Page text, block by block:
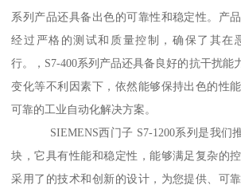
系列产品还具备出色的可靠性和稳定性。产
经过严格的测试和质量控制，确保了其在
行。，S7-400系列产品还具备良好的抗干扰能
变化等不利因素下，依然能够保持出色的性
可靠的工业自动化解决方案。
SIEMENS西门子 S7-1200系列是我们推
块，它具有性能和稳定性，能够满足复杂的
采用了的技术和创新的设计，为您提供、可